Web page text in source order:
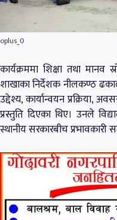
oplus_0
कार्यक्रममा शिक्षा तथा
शाखाका निर्देशक नीलकण्ठ
उद्देश्य, कार्यान्वयन प्रक्रिया,
प्रस्तुति दिएका थिए। उनले
स्थानीय सरकारबीच प्रभावकारी